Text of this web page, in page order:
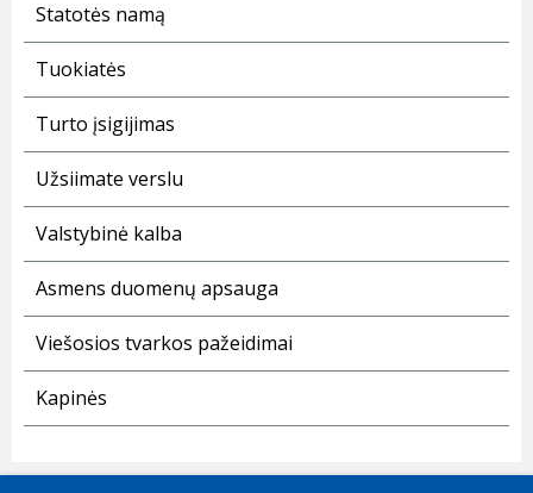
Statotės namą
Tuokiatės
Turto įsigijimas
Užsiimate verslu
Valstybinė kalba
Asmens duomenų apsauga
Viešosios tvarkos pažeidimai
Kapinės